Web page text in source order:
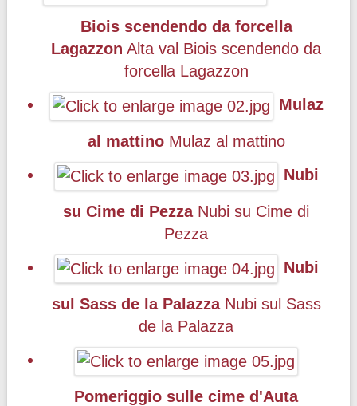
Biois scendendo da forcella
Lagazzon Alta val Biois scendendo da
forcella Lagazzon
Mulaz
al mattino Mulaz al mattino
Nubi
su Cime di Pezza Nubi su Cime di
Pezza
Nubi
sul Sass de la Palazza Nubi sul Sass
de la Palazza
Pomeriggio sulle cime d'Auta